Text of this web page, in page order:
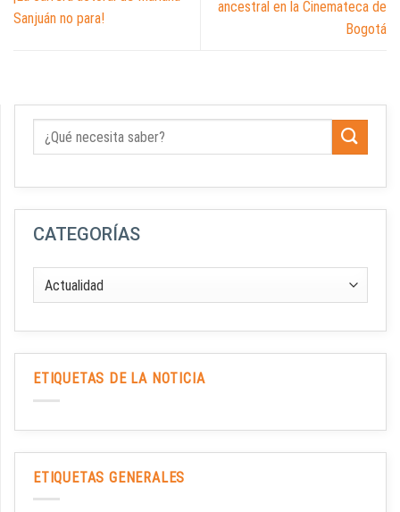
Sanjuán no para!
ancestral en la Cinemateca de
Bogotá
CATEGORÍAS
ETIQUETAS DE LA NOTICIA
ETIQUETAS GENERALES